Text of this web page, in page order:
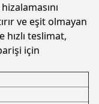
ve eşit olmayan
hızlı teslimat,
için